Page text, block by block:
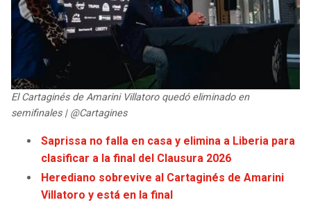
COLTS
JAGUARS
TITANS
GIANTS
EAGLES
MAGIC
WIZARDS
WARRIORS
LAKERS
SUNS
El Cartaginés de Amarini Villatoro quedó eliminado en
semifinales | @Cartagines
Saprissa no falla en casa y elimina a Liberia para
clasificar a la final del Clausura 2026
Herediano sobrevive al Cartaginés de Amarini
Villatoro y está en la final